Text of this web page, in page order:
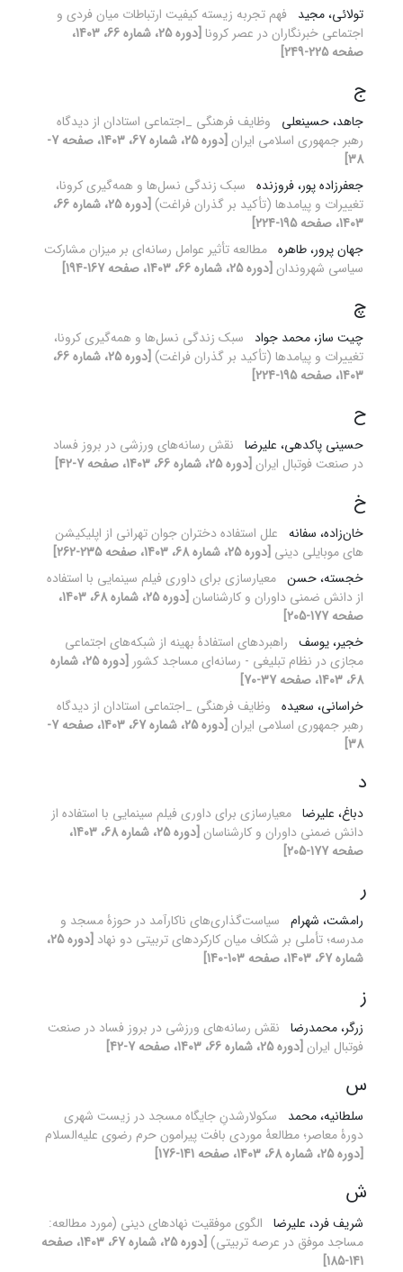
تولائی، مجید
فهم تجربه زیسته کیفیت ارتباطات میان فردی و
اجتماعی خبرنگاران در عصر کرونا
[دوره 25، شماره 66، 1403،
صفحه 225-249]
ج
جاهد، حسینعلی
وظایف فرهنگی _اجتماعی استادان از دیدگاه
رهبر جمهوری اسلامی ایران
[دوره 25، شماره 67، 1403، صفحه 7-
38]
جعفرزاده پور، فروزنده سبک زندگی نسل‌ها و همه‌گیری کرونا،
تغییرات و پیامدها (تأکید بر گذران فراغت)
[دوره 25، شماره 66،
1403، صفحه 195-224]
جهان پرور، طاهره مطالعه تأثیر عوامل رسانه‌ای بر میزان مشارکت
سیاسی شهروندان [دوره 25، شماره 66، 1403، صفحه 167-194]
چ
چیت ساز، محمد جواد سبک زندگی نسل‌ها و همه‌گیری کرونا،
تغییرات و پیامدها (تأکید بر گذران فراغت)
[دوره 25، شماره 66،
1403، صفحه 195-224]
ح
حسینی پاکدهی، علیرضا نقش رسانه‌های ورزشی در بروز فساد
در صنعت فوتبال ایران [دوره 25، شماره 66، 1403، صفحه 7-42]
خ
خان‌زاده، سفانه علل استفاده دختران جوان تهرانی از اپلیکیشن
های موبایلی دینی [دوره 25، شماره 68، 1403، صفحه 235-262]
خجسته، حسن معیارسازی برای داوری فیلم سینمایی با استفاده
از دانش ضمنی داوران و کارشناسان
[دوره 25، شماره 68، 1403،
صفحه 177-205]
خجیر، یوسف راهبردهای استفادۀ بهینه از شبکه‌های اجتماعی
مجازی در نظام تبلیغی - رسانه‌ای مساجد کشور
[دوره 25، شماره
68، 1403، صفحه 37-70]
خراسانی، سعیده وظایف فرهنگی _اجتماعی استادان از دیدگاه
رهبر جمهوری اسلامی ایران
[دوره 25، شماره 67، 1403، صفحه 7-
38]
د
دباغ، علیرضا معیارسازی برای داوری فیلم سینمایی با استفاده از
دانش ضمنی داوران و کارشناسان
[دوره 25، شماره 68، 1403،
صفحه 177-205]
ر
رامشت، شهرام سیاست‌گذاری‌های ناکارآمد در حوزۀ مسجد و
مدرسه؛ تأملی بر شکاف میان کارکردهای تربیتی دو نهاد
[دوره 25،
شماره 67، 1403، صفحه 103-140]
ز
زرگر، محمدرضا نقش رسانه‌های ورزشی در بروز فساد در صنعت
فوتبال ایران [دوره 25، شماره 66، 1403، صفحه 7-42]
س
سلطانیه، محمد
سکولارشدنِ جایگاه مسجد در زیست شهری
دورۀ معاصر؛ مطالعۀ موردی بافت پیرامون حرم رضوی علیه‌السلام
[دوره 25، شماره 68، 1403، صفحه 141-176]
ش
شریف فرد، علیرضا الگوی موفقیت نهادهای دینی (مورد مطالعه:
مساجد موفق در عرصه تربیتی)
[دوره 25، شماره 67، 1403، صفحه
141-185]